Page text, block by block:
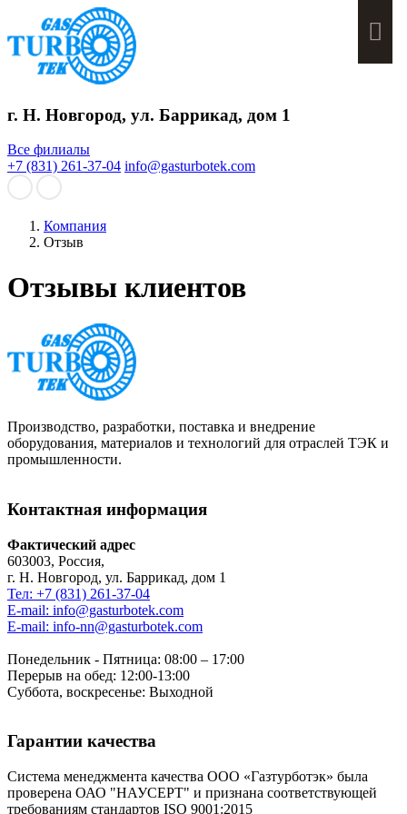
г. Н. Новгород, ул. Баррикад, дом 1
Все филиалы
+7 (831) 261-37-04 info@gasturbotek.com
Компания
Отзыв
Отзывы клиентов
Производство, разработки, поставка и внедрение
оборудования, материалов и технологий для отраслей ТЭК и
промышленности.
Контактная информация
Фактический адрес
603003, Россия,
г. Н. Новгород, ул. Баррикад, дом 1
Тел: +7 (831) 261-37-04
E-mail: info@gasturbotek.com
E-mail: info-nn@gasturbotek.com
Понедельник - Пятница: 08:00 – 17:00
Перерыв на обед: 12:00-13:00
Суббота, воскресенье: Выходной
Гарантии качества
Система менеджмента качества ООО «Газтурботэк» была
проверена ОАО "НАУСЕРТ" и признана соответствующей
требованиям стандартов ISO 9001:2015